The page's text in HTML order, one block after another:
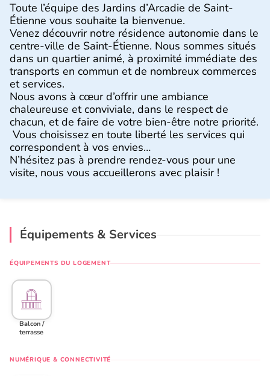
Toute l’équipe des Jardins d’Arcadie de Saint-
Étienne vous souhaite la bienvenue.
Venez découvrir notre résidence autonomie dans le
centre-ville de Saint-Étienne. Nous sommes situés
dans un quartier animé, à proximité immédiate des
transports en commun et de nombreux commerces
et services.
Nous avons à cœur d’offrir une ambiance
chaleureuse et conviviale, dans le respect de
chacun, et de faire de votre bien-être notre priorité.
Vous choisissez en toute liberté les services qui
correspondent à vos envies…
N’hésitez pas à prendre rendez-vous pour une
visite, nous vous accueillerons avec plaisir !
Équipements & Services
ÉQUIPEMENTS DU LOGEMENT
Balcon /
terrasse
NUMÉRIQUE & CONNECTIVITÉ